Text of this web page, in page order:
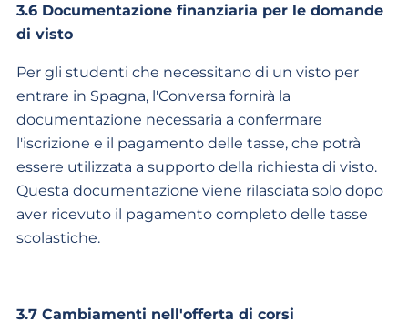
3.6 Documentazione finanziaria per le domande
di visto
Per gli studenti che necessitano di un visto per
entrare in Spagna, l'Conversa fornirà la
documentazione necessaria a confermare
l'iscrizione e il pagamento delle tasse, che potrà
essere utilizzata a supporto della richiesta di visto.
Questa documentazione viene rilasciata solo dopo
aver ricevuto il pagamento completo delle tasse
scolastiche.
3.7 Cambiamenti nell'offerta di corsi